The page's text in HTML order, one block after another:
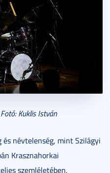
Kuklis István
névtelenség, mint Szilágyi
Krasznahorkai
szemléletében,